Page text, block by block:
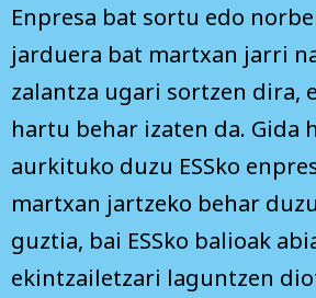
Enpresa bat sortu edo
jarduera bat martxan jarri
zalantza ugari sortzen dira,
hartu behar izaten da. Gida
aurkituko duzu ESSko
martxan jartzeko behar
guztia, bai ESSko balioak
ekintzailetzari laguntzen